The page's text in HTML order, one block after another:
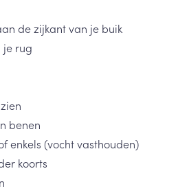
de zijkant van je buik
je rug
benen
enkels (vocht vasthouden)
koorts